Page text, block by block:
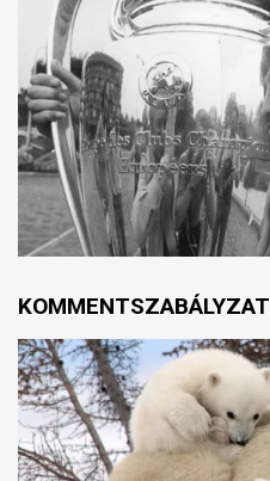
KOMMENTSZABÁLYZAT